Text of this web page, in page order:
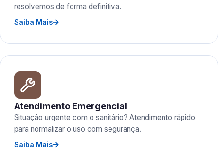
resolvemos de forma definitiva.
Saiba Mais
Atendimento Emergencial
Situação urgente com o sanitário? Atendimento rápido
para normalizar o uso com segurança.
Saiba Mais